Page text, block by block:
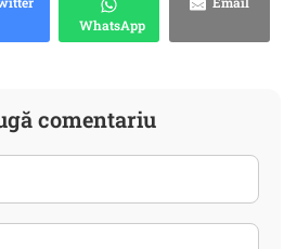
WhatsApp
comentariu